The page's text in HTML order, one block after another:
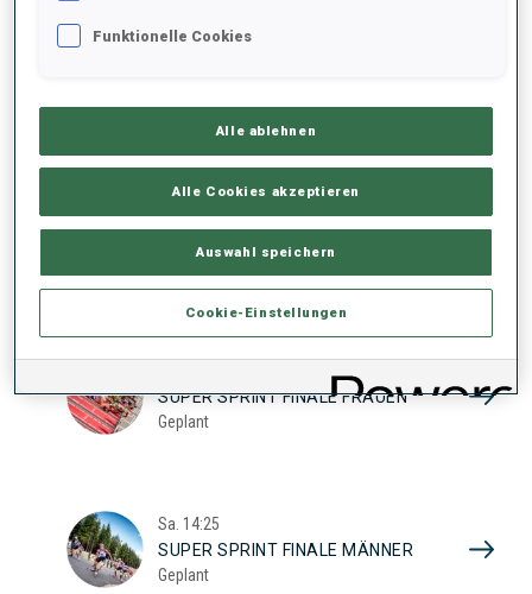
Sa.10:20
SUPER SPRINT QUAL. MÄNNER
SUPER SPRINT FINALE FRAUEN
Geplant
Sa. 14:25
SUPER SPRINT FINALE MÄNNER
Geplant
Funktionelle Cookies
Alle ablehnen
Alle Cookies akzeptieren
Auswahl speichern
Cookie-Einstellungen